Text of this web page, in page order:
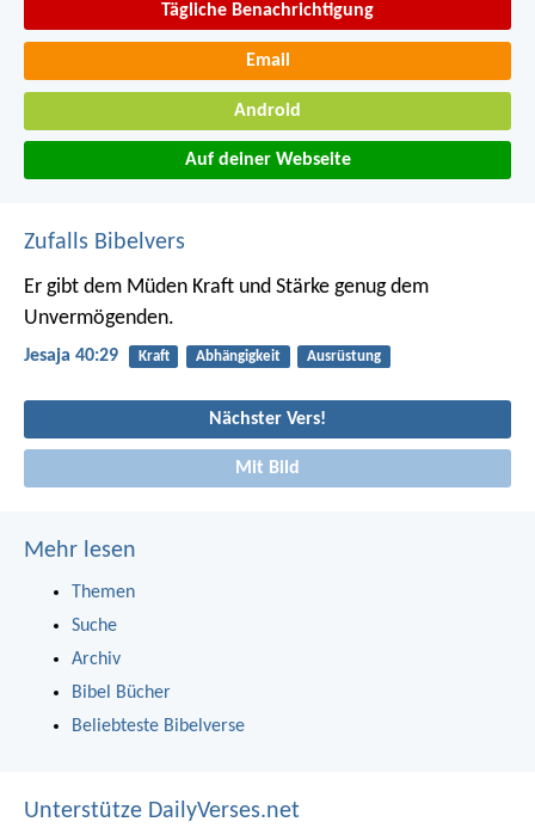
Tägliche Benachrichtigung
Email
Android
Auf deiner Webseite
Zufalls Bibelvers
Er gibt dem Müden Kraft und Stärke genug dem
Unvermögenden.
Jesaja 40:29 Kraft Abhängigkeit Ausrüstung
Nächster Vers!
Mit Bild
Mehr lesen
Themen
Suche
Archiv
Bibel Bücher
Beliebteste Bibelverse
Unterstütze DailyVerses.net